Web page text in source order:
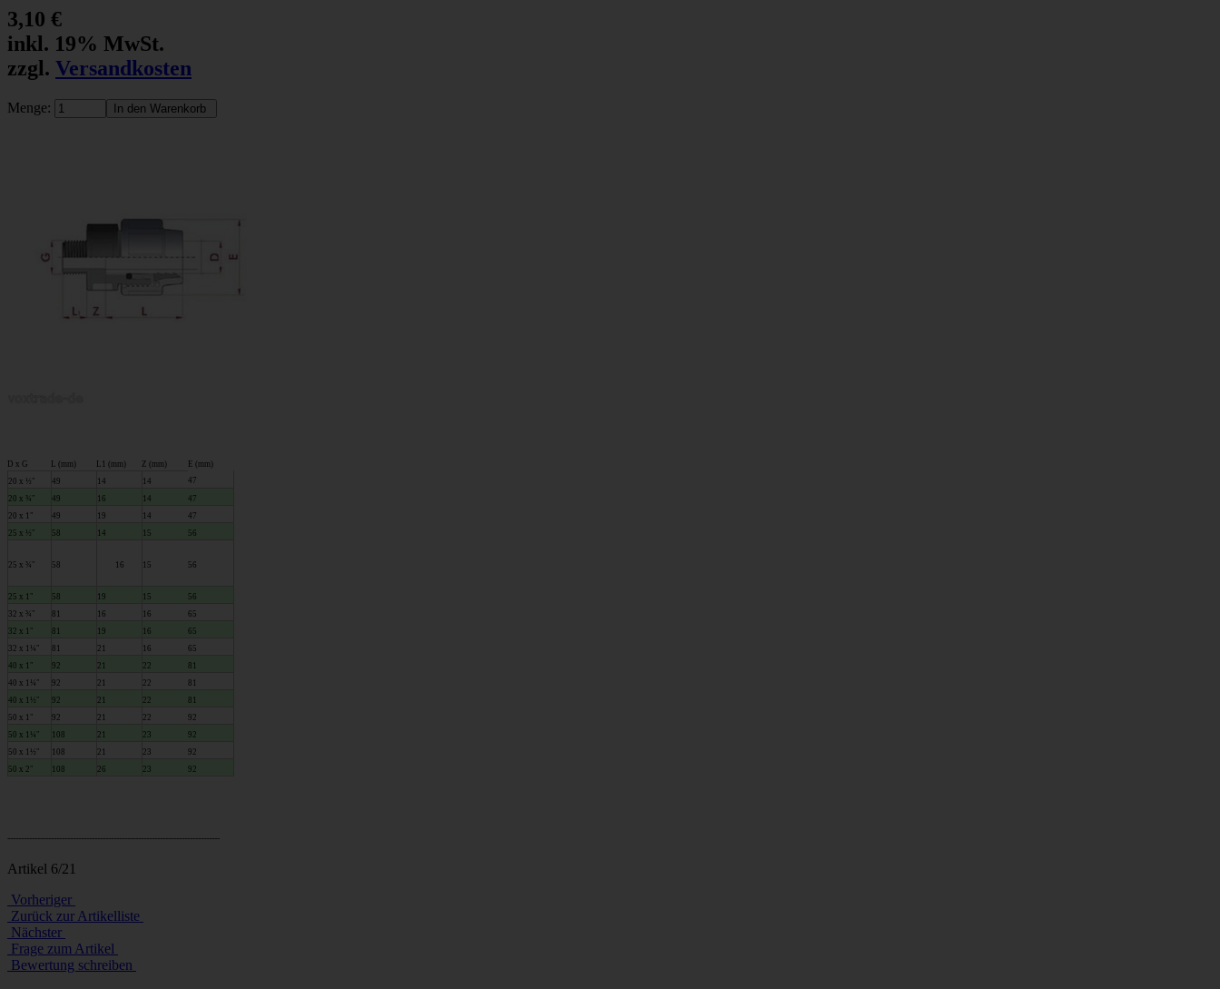
3,10 €
inkl. 19% MwSt.
zzgl. Versandkosten
Menge:
D x G L (mm) L1 (mm) Z (mm)
E (mm)
20 x ½"
49 14 14
47
20 x ¾"
49 16 14
47
20 x 1"
49 19 14
47
25 x ½"
58 14 15 56
25 x ¾" 58 16 15 56
25 x 1" 58 19 15
56
32 x ¾"
81 16 16
65
32 x 1"
81 19 16
65
32 x 1¼"
81 21 16
65
40 x 1"
92 21 22
81
40 x 1¼"
92 21 22
81
40 x 1½"
92 21 22
81
50 x 1"
92 21 22
92
50 x 1¼"
108 21 23
92
50 x 1½"
108 21 23
92
50 x 2"
108 26 23 92
------------------------------------------------------------------------------
Artikel 6/21
Vorheriger
Zurück zur Artikelliste
Nächster
Frage zum Artikel
Bewertung schreiben